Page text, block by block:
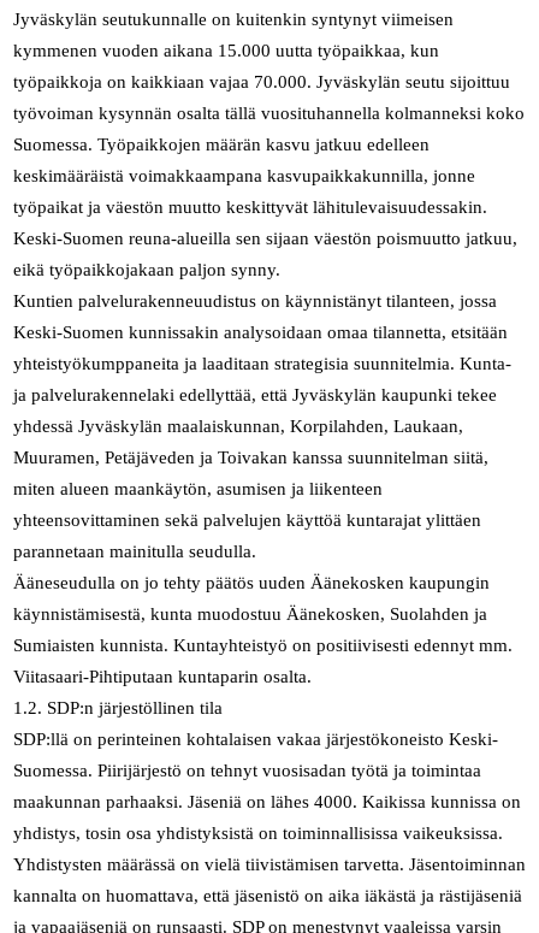
Jyväskylän seutukunnalle on kuitenkin syntynyt viimeisen
kymmenen vuoden aikana 15.000 uutta työpaikkaa, kun
työpaikkoja on kaikkiaan vajaa 70.000. Jyväskylän seutu sijoittuu
työvoiman kysynnän osalta tällä vuosituhannella kolmanneksi koko
Suomessa. Työpaikkojen määrän kasvu jatkuu edelleen
keskimääräistä voimakkaampana kasvupaikkakunnilla, jonne
työpaikat ja väestön muutto keskittyvät lähitulevaisuudessakin.
Keski-Suomen reuna-alueilla sen sijaan väestön poismuutto jatkuu,
eikä työpaikkojakaan paljon synny.
Kuntien palvelurakenneuudistus on käynnistänyt tilanteen, jossa
Keski-Suomen kunnissakin analysoidaan omaa tilannetta, etsitään
yhteistyökumppaneita ja laaditaan strategisia suunnitelmia. Kunta-
ja palvelurakennelaki edellyttää, että Jyväskylän kaupunki tekee
yhdessä Jyväskylän maalaiskunnan, Korpilahden, Laukaan,
Muuramen, Petäjäveden ja Toivakan kanssa suunnitelman siitä,
miten alueen maankäytön, asumisen ja liikenteen
yhteensovittaminen sekä palvelujen käyttöä kuntarajat ylittäen
parannetaan mainitulla seudulla.
Ääneseudulla on jo tehty päätös uuden Äänekosken kaupungin
käynnistämisestä, kunta muodostuu Äänekosken, Suolahden ja
Sumiaisten kunnista. Kuntayhteistyö on positiivisesti edennyt mm.
Viitasaari-Pihtiputaan kuntaparin osalta.
1.2. SDP:n järjestöllinen tila
SDP:llä on perinteinen kohtalaisen vakaa järjestökoneisto Keski-
Suomessa. Piirijärjestö on tehnyt vuosisadan työtä ja toimintaa
maakunnan parhaaksi. Jäseniä on lähes 4000. Kaikissa kunnissa on
yhdistys, tosin osa yhdistyksistä on toiminnallisissa vaikeuksissa.
Yhdistysten määrässä on vielä tiivistämisen tarvetta. Jäsentoiminnan
kannalta on huomattava, että jäsenistö on aika iäkästä ja rästijäseniä
ja vapaajäseniä on runsaasti. SDP on menestynyt vaaleissa varsin